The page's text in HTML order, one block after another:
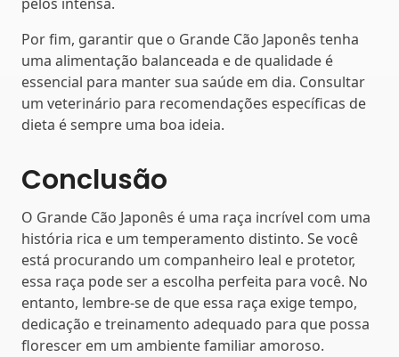
Por fim, garantir que o Grande Cão Japonês tenha
uma alimentação balanceada e de qualidade é
essencial para manter sua saúde em dia. Consultar
um veterinário para recomendações específicas de
dieta é sempre uma boa ideia.
Conclusão
O Grande Cão Japonês é uma raça incrível com uma
história rica e um temperamento distinto. Se você
está procurando um companheiro leal e protetor,
essa raça pode ser a escolha perfeita para você. No
entanto, lembre-se de que essa raça exige tempo,
dedicação e treinamento adequado para que possa
florescer em um ambiente familiar amoroso.